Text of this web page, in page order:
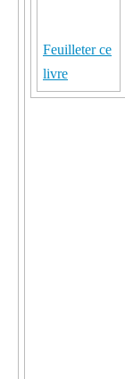
Feuilleter ce
livre